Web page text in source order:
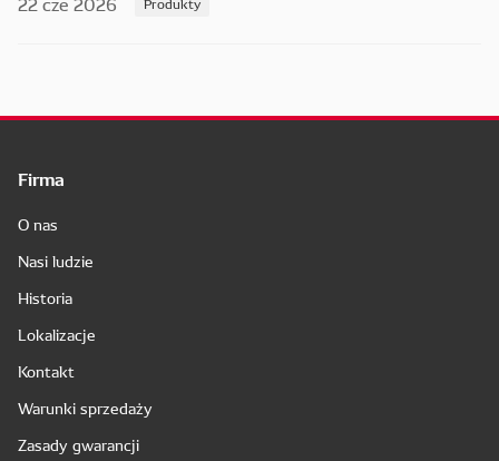
Firma
O nas
Nasi ludzie
Historia
Lokalizacje
Kontakt
Warunki sprzedaży
Zasady gwarancji